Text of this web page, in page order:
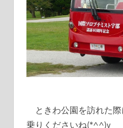
ときわ公園を訪れた
乗りくださいね(*^^)v